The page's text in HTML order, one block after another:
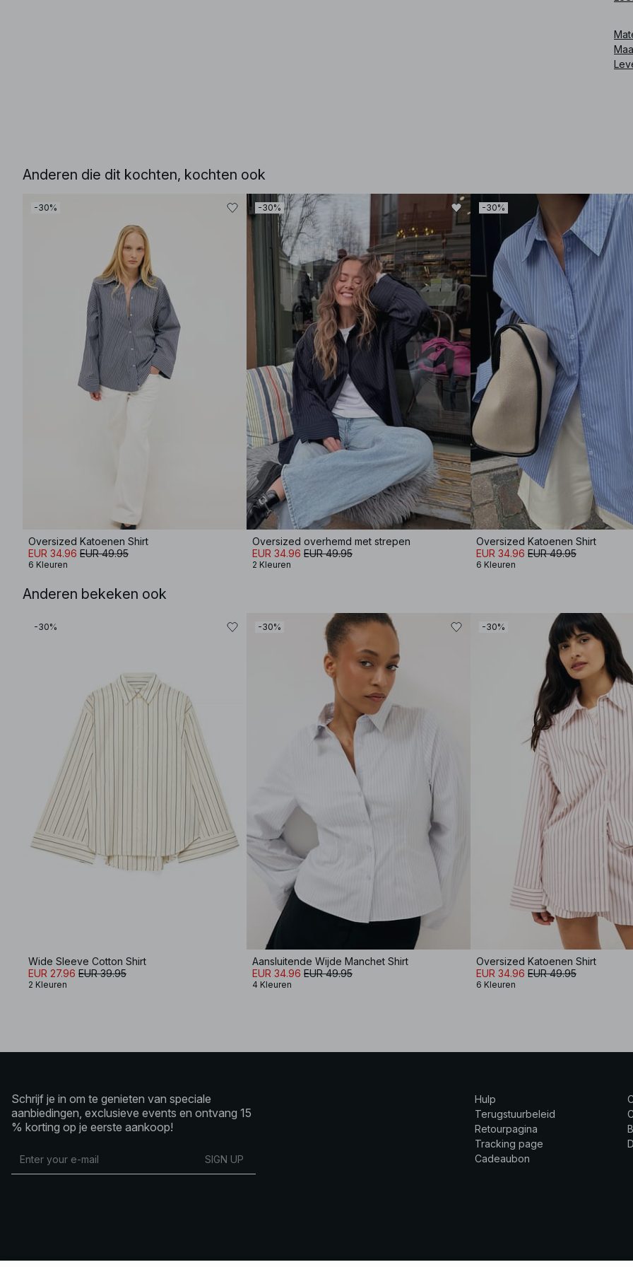
Anderen die dit kochten, kochten ook
-30%
Oversized Katoenen Shirt
EUR 34.96 EUR 49.95
6 Kleuren
-30%
Oversized overhemd met strepen
EUR 34.96 EUR 49.95
2 Kleuren
-30%
Oversized Katoenen Shirt
EUR 34.96 EUR 49.95
6 Kleuren
Anderen bekeken ook
-30%
Wide Sleeve Cotton Shirt
EUR 27.96 EUR 39.95
2 Kleuren
-30%
Aansluitende Wijde Manchet Shirt
EUR 34.96 EUR 49.95
4 Kleuren
-30%
Oversized Katoenen Shirt
EUR 34.96 EUR 49.95
6 Kleuren
Schrijf je in om te genieten van speciale
aanbiedingen, exclusieve events en ontvang 15
% korting op je eerste aankoop!
SIGN UP
Hulp
Terugstuurbeleid
Retourpagina
Tracking page
Cadeaubon